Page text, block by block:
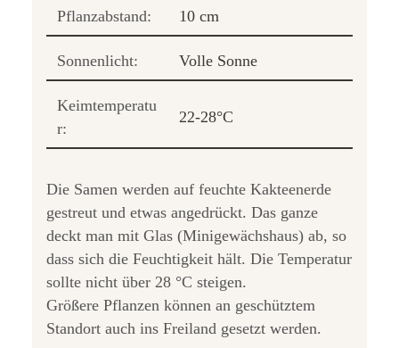
Pflanzabstand: 10 cm
Sonnenlicht: Volle Sonne
Keimtemperatu
r:
22-28°C
Die Samen werden auf feuchte Kakteenerde
gestreut und etwas angedrückt. Das ganze
deckt man mit Glas (Minigewächshaus) ab, so
dass sich die Feuchtigkeit hält. Die Temperatur
sollte nicht über 28 °C steigen.
Größere Pflanzen können an geschütztem
Standort auch ins Freiland gesetzt werden.